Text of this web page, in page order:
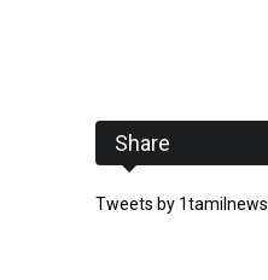
Share
Tweets by 1tamilnews